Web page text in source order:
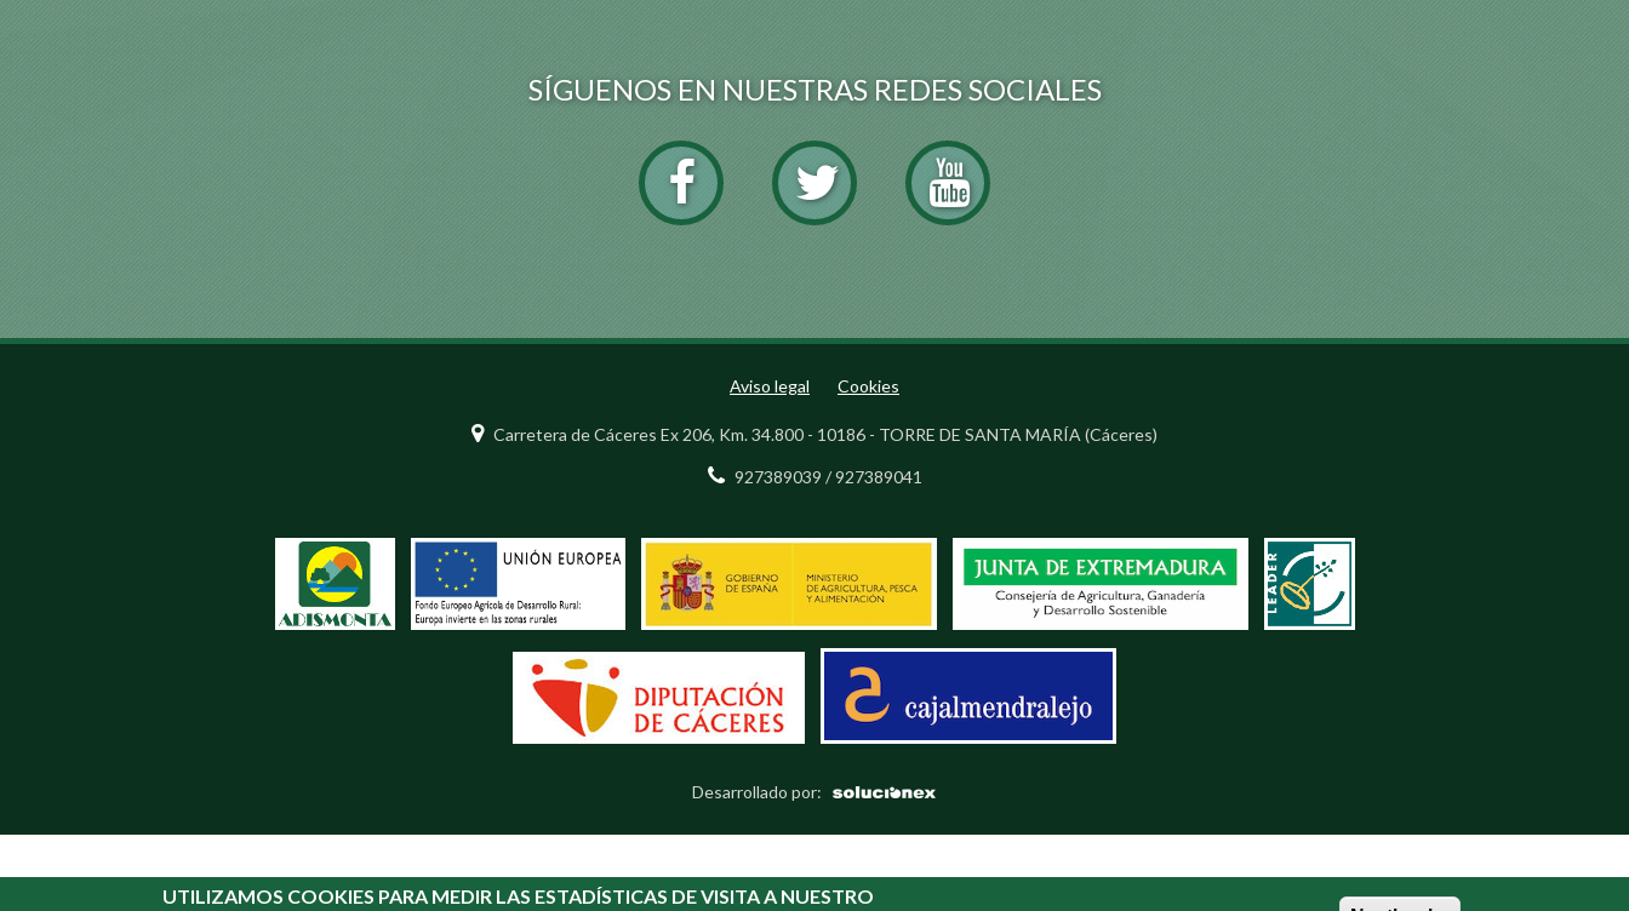
SÍGUENOS EN NUESTRAS REDES SOCIALES
Aviso legal Cookies
Carretera de Cáceres Ex 206, Km. 34.800 - 10186 - TORRE DE SANTA MARÍA (Cáceres)
927389039 / 927389041
Desarrollado por:
UTILIZAMOS COOKIES PARA MEDIR LAS ESTADÍSTICAS DE VISITA A NUESTRO